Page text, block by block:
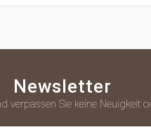
Newsletter
verpassen Sie keine Neuigkeit